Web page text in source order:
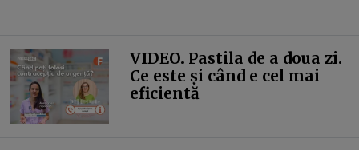
VIDEO. Pastila de a doua zi.
Ce este și când e cel mai
eficientă